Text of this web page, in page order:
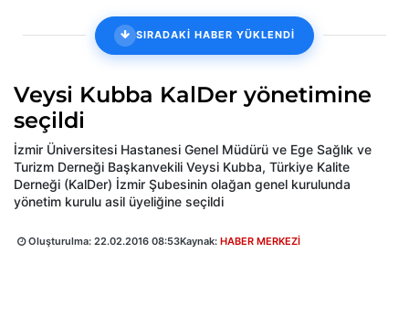
SIRADAKİ HABER YÜKLENDİ
Veysi Kubba KalDer yönetimine
seçildi
İzmir Üniversitesi Hastanesi Genel Müdürü ve Ege Sağlık ve
Turizm Derneği Başkanvekili Veysi Kubba, Türkiye Kalite
Derneği (KalDer) İzmir Şubesinin olağan genel kurulunda
yönetim kurulu asil üyeliğine seçildi
Oluşturulma: 22.02.2016 08:53Kaynak: HABER MERKEZİ